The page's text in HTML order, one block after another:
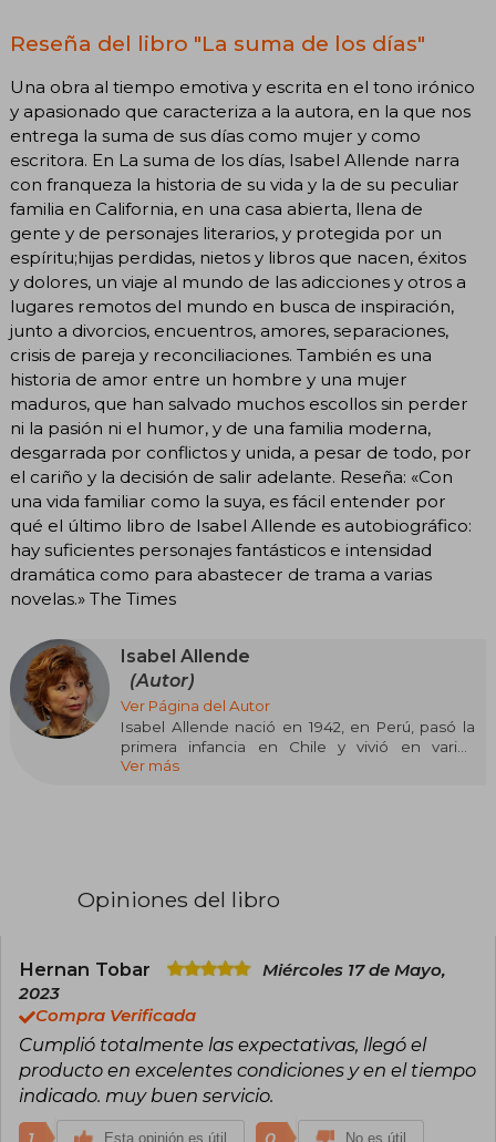
Reseña del libro "La suma de los días"
Una obra al tiempo emotiva y escrita en el tono irónico
y apasionado que caracteriza a la autora, en la que nos
entrega la suma de sus días como mujer y como
escritora. En La suma de los días, Isabel Allende narra
con franqueza la historia de su vida y la de su peculiar
familia en California, en una casa abierta, llena de
gente y de personajes literarios, y protegida por un
espíritu;hijas perdidas, nietos y libros que nacen, éxitos
y dolores, un viaje al mundo de las adicciones y otros a
lugares remotos del mundo en busca de inspiración,
junto a divorcios, encuentros, amores, separaciones,
crisis de pareja y reconciliaciones. También es una
historia de amor entre un hombre y una mujer
maduros, que han salvado muchos escollos sin perder
ni la pasión ni el humor, y de una familia moderna,
desgarrada por conflictos y unida, a pesar de todo, por
el cariño y la decisión de salir adelante. Reseña: «Con
una vida familiar como la suya, es fácil entender por
qué el último libro de Isabel Allende es autobiográfico:
hay suficientes personajes fantásticos e intensidad
dramática como para abastecer de trama a varias
novelas.» The Times
Isabel Allende
(Autor)
Ver Página del Autor
Isabel Allende nació en 1942, en Perú, pasó la
primera infancia en Chile y vivió en varios
lugares en su adolescencia y juventud. Después
Chile y en Venezuela. En 1982 su primera novela,
latinoamericana. A ella le siguieron otros
internacionales. Su obra ha sido traducida a
cuarenta idiomas y ha vendido más de setenta
millones de ejemplares, siendo la escritora más
vendida en lengua española.
Ha recibido más de sesenta premios
internacionales, entre ellos el Premio Nacional
Ver más
Opiniones del libro
Hernan Tobar
Miércoles 17 de Mayo,
2023
Compra Verificada
Cumplió totalmente las expectativas, llegó el
producto en excelentes condiciones y en el tiempo
indicado. muy buen servicio.
Esta opinión es útil No es útil